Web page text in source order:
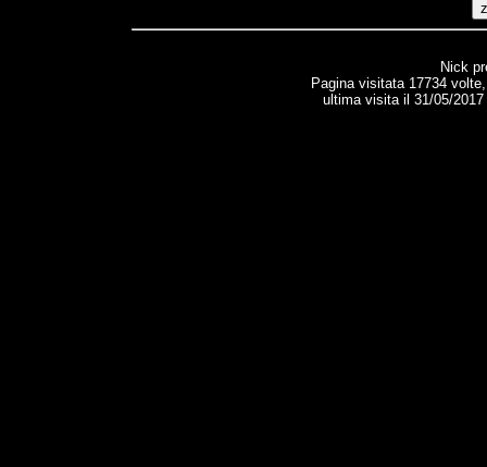
Nick
Pagina visitata 17734
ultima visita il 31/05/